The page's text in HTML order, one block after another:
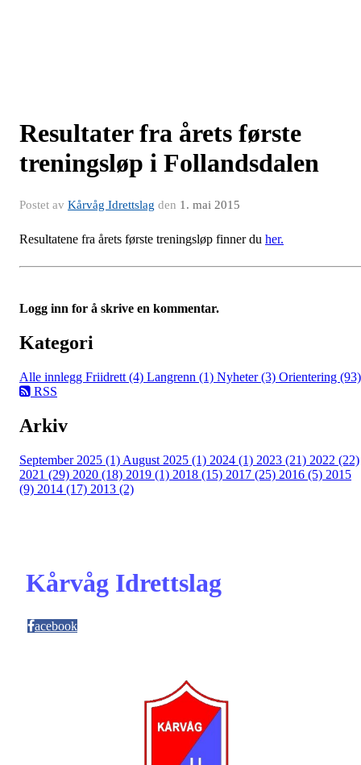
Resultater fra årets første
treningsløp i Follandsdalen
Postet av Kårvåg Idrettslag den 1. mai 2015
Resultatene fra årets første treningsløp finner du her.
Logg inn for å skrive en kommentar.
Kategori
Alle innlegg Friidrett (4) Langrenn (1) Nyheter (3) Orientering (93)
RSS
Arkiv
September 2025 (1) August 2025 (1) 2024 (1) 2023 (21) 2022 (22)
2021 (29) 2020 (18) 2019 (1) 2018 (15) 2017 (25) 2016 (5) 2015
(9) 2014 (17) 2013 (2)
Kårvåg Idrettslag
acebook